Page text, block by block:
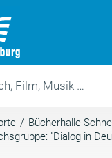
/ Bücherhalle
"Dialog in